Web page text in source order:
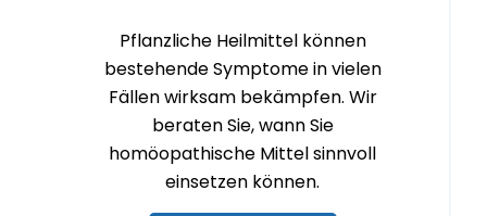
Pflanzliche Heilmittel können
bestehende Symptome in vielen
Fällen wirksam bekämpfen. Wir
beraten Sie, wann Sie
homöopathische Mittel sinnvoll
einsetzen können.